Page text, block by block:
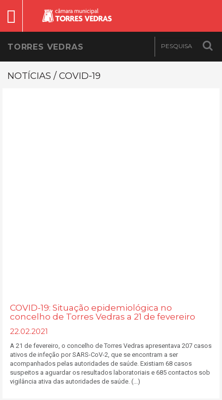
TORRES VEDRAS
NOTÍCIAS / COVID-19
COVID-19: Situação epidemiológica no
concelho de Torres Vedras a 21 de fevereiro
22.02.2021
A 21 de fevereiro, o concelho de Torres Vedras apresentava 207 casos
ativos de infeção por SARS-CoV-2, que se encontram a ser
acompanhados pelas autoridades de saúde. Existiam 68 casos
suspeitos a aguardar os resultados laboratoriais e 685 contactos sob
vigilância ativa das autoridades de saúde. (...)